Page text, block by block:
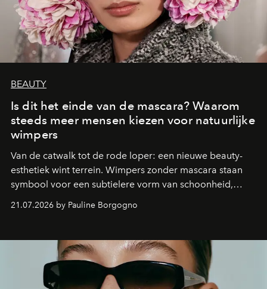
BEAUTY
Is dit het einde van de mascara? Waarom
steeds meer mensen kiezen voor natuurlijke
wimpers
Van de catwalk tot de rode loper: een nieuwe beauty-
esthetiek wint terrein. Wimpers zonder mascara staan
symbool voor een subtielere vorm van schoonheid,
aan make-up.
21.07.2026 by Pauline Borgogno